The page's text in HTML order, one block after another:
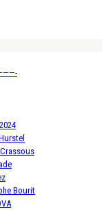
Bourit